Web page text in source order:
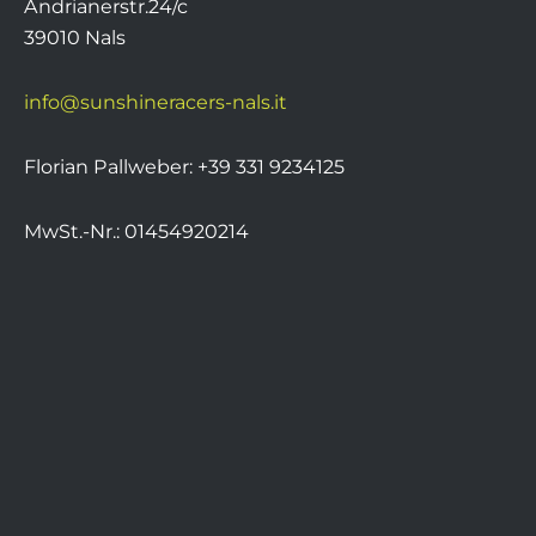
Andrianerstr.24/c
39010 Nals
info@sunshineracers-nals.it
Florian Pallweber: +39 331 9234125
MwSt.-Nr.: 01454920214